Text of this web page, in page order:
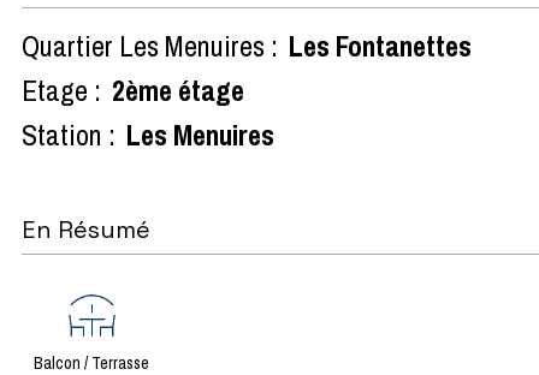
Quartier Les Menuires : Les Fontanettes
Etage : 2ème étage
Station : Les Menuires
En Résumé
Balcon / Terrasse